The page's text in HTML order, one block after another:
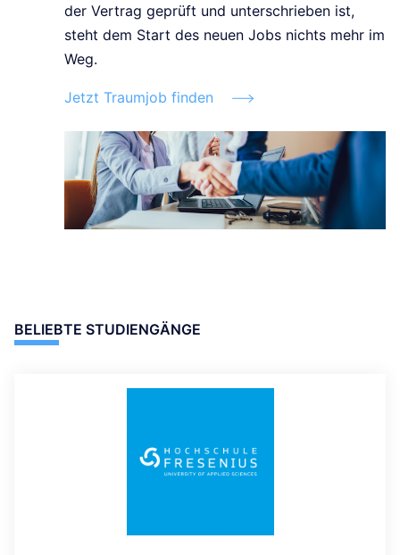
der Vertrag geprüft und unterschrieben ist,
steht dem Start des neuen Jobs nichts mehr im
Weg.
Jetzt Traumjob finden
BELIEBTE STUDIENGÄNGE